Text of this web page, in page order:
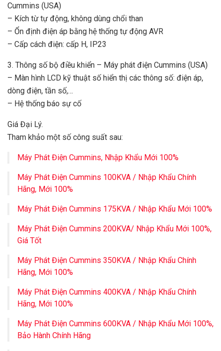
Cummins (USA)
– Kích từ tự động, không dùng chổi than
– Ổn định điện áp bằng hệ thống tự động AVR
– Cấp cách điện: cấp H, IP23
3. Thông số bộ điều khiển – Máy phát điện Cummins (USA)
– Màn hình LCD kỹ thuật số hiển thị các thông số: điện áp,
dòng điện, tần số,…
– Hệ thống báo sự cố
Giá Đại Lý.
Tham khảo một số công suất sau:
Máy Phát Điện Cummins, Nhập Khẩu Mới 100%
Máy Phát Điện Cummins 100KVA / Nhập Khẩu Chính
Hãng, Mới 100%
Máy Phát Điện Cummins 175KVA / Nhập Khẩu Mới 100%
Máy Phát Điện Cummins 200KVA/ Nhập Khẩu Mới 100%,
Giá Tốt
Máy Phát Điện Cummins 350KVA / Nhập Khẩu Chính
Hãng, Mới 100%
Máy Phát Điện Cummins 400KVA / Nhập Khẩu Chính
Hãng, Mới 100%
Máy Phát Điện Cummins 600KVA / Nhập Khẩu Mới 100%,
Bảo Hành Chính Hãng